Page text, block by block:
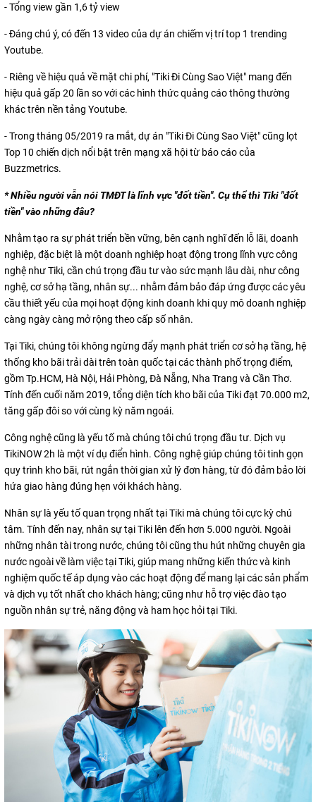
- Tổng view gần 1,6 tỷ view
- Đáng chú ý, có đến 13 video của dự án chiếm vị trí top 1 trending
Youtube.
- Riêng về hiệu quả về mặt chi phí, "Tiki Đi Cùng Sao Việt" mang đến
hiệu quả gấp 20 lần so với các hình thức quảng cáo thông thường
khác trên nền tảng Youtube.
- Trong tháng 05/2019 ra mắt, dự án "Tiki Đi Cùng Sao Việt" cũng lọt
Top 10 chiến dịch nổi bật trên mạng xã hội từ báo cáo của
Buzzmetrics.
* Nhiều người vẫn nói TMĐT là lĩnh vực "đốt tiền". Cụ thể thì Tiki "đốt
tiền" vào những đâu?
Nhằm tạo ra sự phát triển bền vững, bên cạnh nghĩ đến lỗ lãi, doanh
nghiệp, đặc biệt là một doanh nghiệp hoạt động trong lĩnh vực công
nghệ như Tiki, cần chú trọng đầu tư vào sức mạnh lâu dài, như công
nghệ, cơ sở hạ tầng, nhân sự... nhằm đảm bảo đáp ứng được các yêu
cầu thiết yếu của mọi hoạt động kinh doanh khi quy mô doanh nghiệp
càng ngày càng mở rộng theo cấp số nhân.
Tại Tiki, chúng tôi không ngừng đẩy mạnh phát triển cơ sở hạ tầng, hệ
thống kho bãi trải dài trên toàn quốc tại các thành phố trọng điểm,
gồm Tp.HCM, Hà Nội, Hải Phòng, Đà Nẵng, Nha Trang và Cần Thơ.
Tính đến cuối năm 2019, tổng diện tích kho bãi của Tiki đạt 70.000 m2,
tăng gấp đôi so với cùng kỳ năm ngoái.
Công nghệ cũng là yếu tố mà chúng tôi chú trọng đầu tư. Dịch vụ
TikiNOW 2h là một ví dụ điển hình. Công nghệ giúp chúng tôi tinh gọn
quy trình kho bãi, rút ngắn thời gian xử lý đơn hàng, từ đó đảm bảo lời
hứa giao hàng đúng hẹn với khách hàng.
Nhân sự là yếu tố quan trọng nhất tại Tiki mà chúng tôi cực kỳ chú
tâm. Tính đến nay, nhân sự tại Tiki lên đến hơn 5.000 người. Ngoài
những nhân tài trong nước, chúng tôi cũng thu hút những chuyên gia
nước ngoài về làm việc tại Tiki, giúp mang những kiến thức và kinh
nghiệm quốc tế áp dụng vào các hoạt động để mang lại các sản phẩm
và dịch vụ tốt nhất cho khách hàng; cũng như hỗ trợ việc đào tạo
nguồn nhân sự trẻ, năng động và ham học hỏi tại Tiki.